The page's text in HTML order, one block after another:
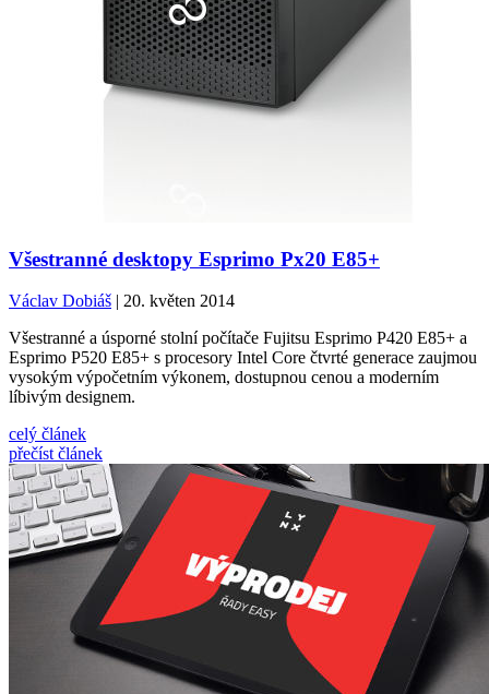
Všestranné desktopy Esprimo Px20 E85+
Václav Dobiáš | 20. květen 2014
Všestranné a úsporné stolní počítače Fujitsu Esprimo P420 E85+ a
Esprimo P520 E85+ s procesory Intel Core čtvrté generace zaujmou
vysokým výpočetním výkonem, dostupnou cenou a moderním
líbivým designem.
celý článek
přečíst článek